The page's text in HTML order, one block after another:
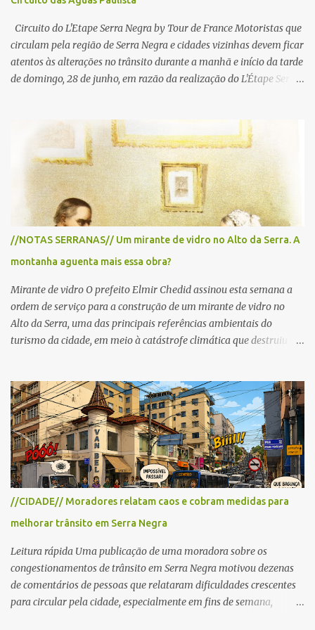
Circuito do L'Etape Serra Negra by Tour de France Motoristas que
circulam pela região de Serra Negra e cidades vizinhas devem ficar
atentos às alterações no trânsito durante a manhã e início da tarde
de domingo, 28 de junho, em razão da realização do L'Étape Serra
reunirá atletas de diferentes regiões do país e terá percursos
passando pelos municípios de Serra Negra, Amparo, Monte Alegre
do Sul, Lindoia e Socorro. Para garantir a segurança dos
participantes e do público, diversos trechos de rodovias e estradas
da região serão interditados temporariamente ao longo da prova.
A largada será na Rua Coronel Pedro Penteado, em Serra Negra,
cronograma da organização e de todas as prefeituras envolvidas,
as interdições ocorrerão de forma programada e os trechos serão
//NOTAS SERRANAS// Um mirante de vidro no Alto da Serra. A
montanha aguenta mais essa obra?
Mirante de vidro O prefeito Elmir Chedid assinou esta semana a
ordem de serviço para a construção de um mirante de vidro no
Alto da Serra, uma das principais referências ambientais do
turismo da cidade, em meio à catástrofe climática que destruiu o
ambiental nas políticas públicas. Preservação permanente O Alto
da Serra está localizado em uma das Áreas de Preservação
Permanente no município, chamadas de APP no Código Florestal
Brasileiro, Lei nº 12.651/12. As APPS são protegidas com a função
ambiental de preservar os recursos hídricos, a paisagem, a
proteção do solo e a biodiversidade para assegurar a qualidade de
transmissão de televisão e telefonia celular, contêineres de uso
comercial, sanitário público, pequenas construções e uma rampa
obra? Im...
//CIDADE// Moradores relatam caos e cobram medidas para
melhorar trânsito em Serra Negra
Leitura rápida Uma publicação de uma moradora sobre os
congestionamentos de trânsito em Serra Negra motivou dezenas
de comentários de pessoas que relataram dificuldades crescentes
para circular pela cidade, especialmente em fins de semana,